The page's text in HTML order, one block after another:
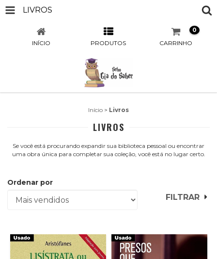
LIVROS
INÍCIO PRODUTOS CARRINHO
0
Início > Livros
LIVROS
Se você está procurando expandir sua biblioteca pessoal ou encontrar
uma obra única para completar sua coleção, você está no lugar certo.
Ordenar por
FILTRAR